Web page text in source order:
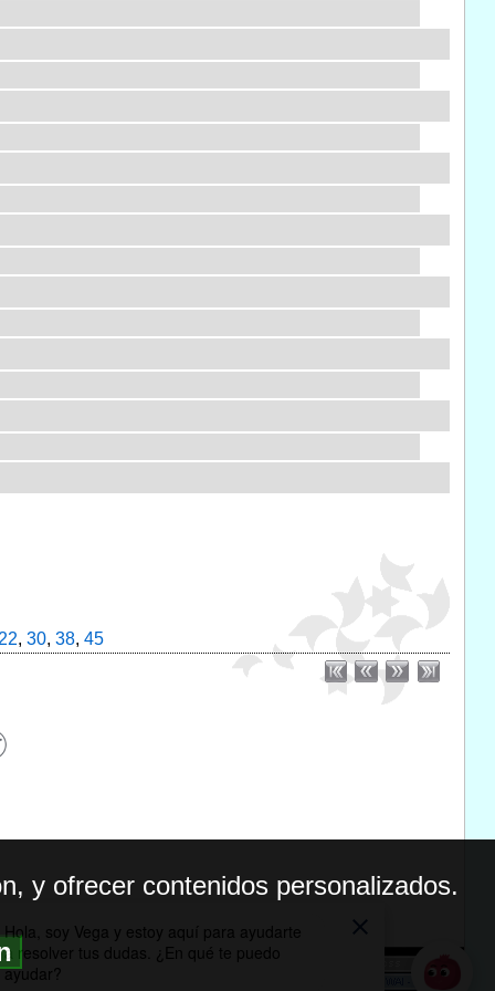
22, 30, 38, 45
DE PRIVACIDAD
y ofrecer contenidos personalizados.